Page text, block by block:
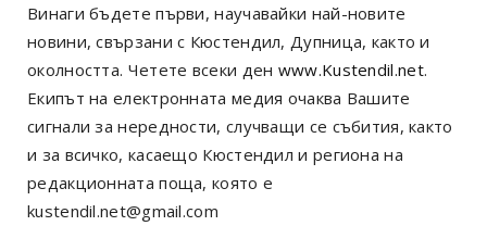
Винаги бъдете първи, научавайки най-новите
новини, свързани с Кюстендил, Дупница, както и
околността. Четете всеки ден www.Kustendil.net.
Екипът на електронната медия очаква Вашите
сигнали за нередности, случващи се събития, както
и за всичко, касаещо Кюстендил и региона на
редакционната поща, която е
kustendil.net@gmail.com